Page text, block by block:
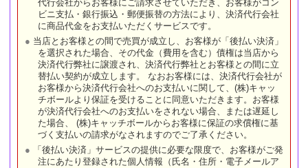
代行会社からお客様にご請求させていただき、お客様がコン
ビニ支払・銀行振込・郵便振替の方法により、決済代行会社
に商品代金をお支払いただくサービスです。
当店とお客様との間で売買が成立し、お客様が「後払い決済」
を選択された場合、その代金（費用を含む）債権は当店から
決済代行弊社に譲渡され、決済代行弊社とお客様との間に立
替払い契約が成立します。 なおお客様には、決済代行会社が
お客様から決済代行会社へのお支払いに関して、(株)キャッ
チボールより保証を受けることに同意いただきます。お客様
が決済代行会社へのお支払いをされない場合、または遅延し
た場合、 (株)キャッチボールからお客様に保証の求償権に基
づく支払いの請求がなされますのでご了承ください。
「後払い決済」サービスの提供に必要な限度で、お客様がご発
注にあたり登録された個人情報（氏名・住所・電子メールア